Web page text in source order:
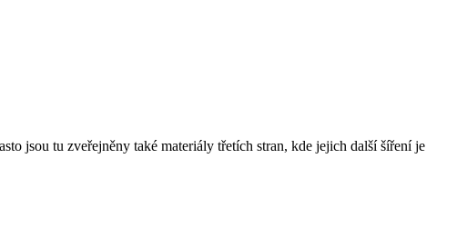
jsou tu zveřejněny také materiály třetích stran, kde jejich další šíření je